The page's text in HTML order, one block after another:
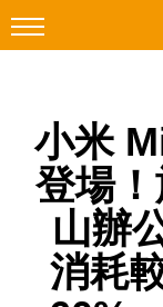
Facebook
科技焦點
網絡生活
遊戲動漫
小米
登場
山辦
消耗